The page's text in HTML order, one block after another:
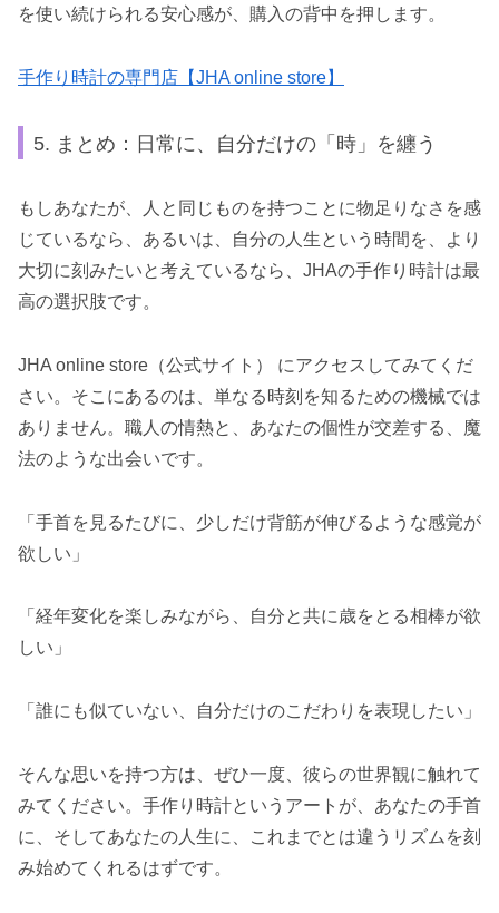
を使い続けられる安心感が、購入の背中を押します。
手作り時計の専門店【JHA online store】
5. まとめ：日常に、自分だけの「時」を纏う
もしあなたが、人と同じものを持つことに物足りなさを感
じているなら、あるいは、自分の人生という時間を、より
大切に刻みたいと考えているなら、JHAの手作り時計は最
高の選択肢です。
JHA online store（公式サイト） にアクセスしてみてくだ
さい。そこにあるのは、単なる時刻を知るための機械では
ありません。職人の情熱と、あなたの個性が交差する、魔
法のような出会いです。
「手首を見るたびに、少しだけ背筋が伸びるような感覚が
欲しい」
「経年変化を楽しみながら、自分と共に歳をとる相棒が欲
しい」
「誰にも似ていない、自分だけのこだわりを表現したい」
そんな思いを持つ方は、ぜひ一度、彼らの世界観に触れて
みてください。手作り時計というアートが、あなたの手首
に、そしてあなたの人生に、これまでとは違うリズムを刻
み始めてくれるはずです。